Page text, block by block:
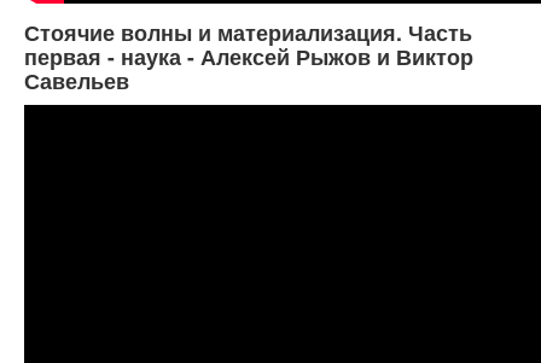
Стоячие волны и материализация. Часть
первая - наука - Алексей Рыжов и Виктор
Савельев